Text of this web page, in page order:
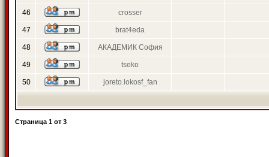
46 crosser
47 brat4eda
48 АКАДЕМИК София
49 tseko
50 joreto.lokosf_fan
Страница 1 от 3